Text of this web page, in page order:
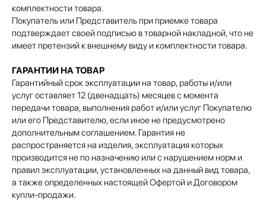
комплектности товара.
Покупатель или Представитель при приемке товара
подтверждает своей подписью в товарной накладной, что не
имеет претензий к внешнему виду и комплектности товара.
ГАРАНТИИ НА ТОВАР
Гарантийный срок эксплуатации на товар, работы и/или
услуг оставляет 12 (двенадцать) месяцев с момента
передачи товара, выполнения работ и/или услуг Покупателю
или его Представителю, если иное не предусмотрено
дополнительным соглашением. Гарантия не
распространяется на изделия, эксплуатация которых
производится не по назначению или с нарушением норм и
правил эксплуатации, установленных на данный вид товара,
а также определенных настоящей Офертой и Договором
купли-продажи.